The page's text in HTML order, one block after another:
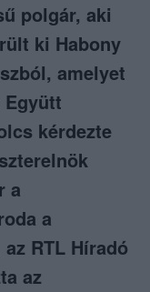
polgár, aki
ki Habony
amelyet
kérdezte
a
a
RTL Híradó
az